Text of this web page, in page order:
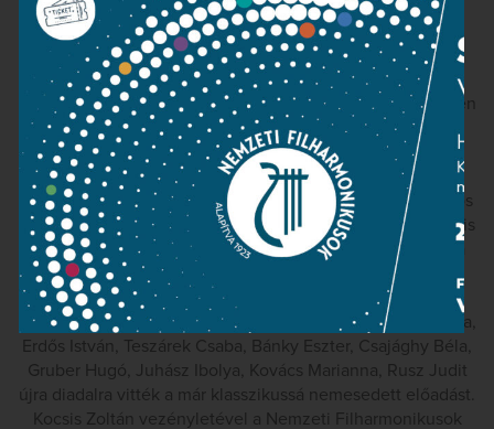
fenekű jelentéssel bír.
Sok ilyen mozzanat van az előadásban, hiszen Koós Iván
tervező a mondanivaló plasztikus ábrázolásának érdekében
remekül olvasztotta eggyé a különböző bábtechnikákat.
Amíg a figurák kiszolgáltatottak, marionettek formájában
jelennek meg, amikor önállósodnak, megszabadulnak a
zsinórjaiktól. Ameddig a varázslónak hatalma van, maszkos
színészként tornyosul a többiek fölé, a produkció végén kis
kézre húzható bábbá zsugorodik. Petruska viszont halála
után óriási árnyalakként tér vissza, és mutat fityiszt a
halálnak. Szilágyi Dezső bábszínházi adaptációja, Szőnyi
Kató rendezése, a színészek, Gyurkó Henrik, Szakály Márta,
Erdős István, Teszárek Csaba, Bánky Eszter, Csajághy Béla,
Gruber Hugó, Juhász Ibolya, Kovács Marianna, Rusz Judit
újra diadalra vitték a már klasszikussá nemesedett előadást.
Kocsis Zoltán vezényletével a Nemzeti Filharmonikusok